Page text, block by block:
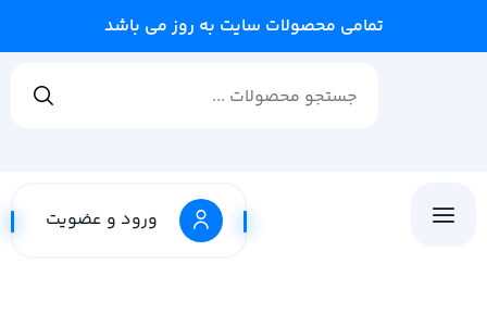
تمامی محصولات سایت به روز می باشد
ورود و عضویت